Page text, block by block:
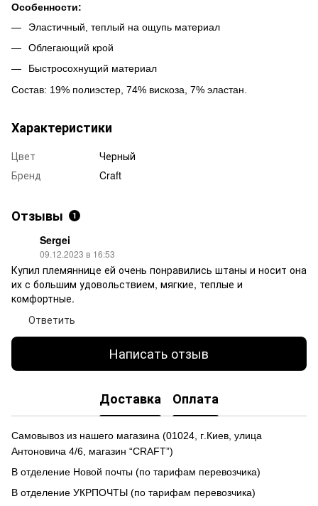
Особенности:
Эластичный, теплый на ощупь материал
Облегающий крой
Быстросохнущий материал
Состав: 19% полиэстер, 74% вискоза, 7% эластан.
Характеристики
Цвет
Черный
Бренд
Craft
Отзывы 1
Sergei
09.12.2023 в 16:53
Купил племяннице ей очень понравились штаны и носит она
их с большим удовольствием, мягкие, теплые и
комфортные.
Ответить
Написать отзыв
Доставка Оплата
Самовывоз из нашего магазина (01024, г .Киев, улица
Антоновича 4/6, магазин “CRAFT”)
В отделение Новой почты (по тарифам перевозчика)
В отделение УКРПОЧТЫ (по тарифам перевозчика)